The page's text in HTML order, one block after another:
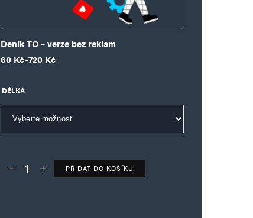
Deník TO – verze bez reklam
60 Kč–720 Kč
Rozpětí cen: 60 Kč až 720 Kč
DÉLKA
Deník TO – verze bez reklam množství
PŘIDAT DO KOŠÍKU